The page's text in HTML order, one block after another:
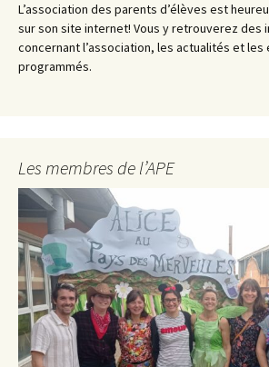
L’association des parents d’élèves est
sur son site internet! Vous y retrouverez des
concernant l’association, les actualités et les
programmés.
Les membres de l’APE